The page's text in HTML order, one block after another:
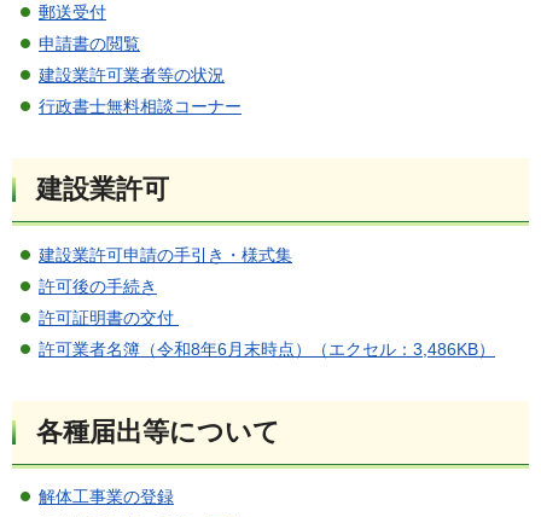
郵送受付
申請書の閲覧
建設業許可業者等の状況
行政書士無料相談コーナー
建設業許可
建設業許可申請の手引き・様式集
許可後の手続き
許可証明書の交付
許可業者名簿（令和8年6月末時点）（エクセル：3,486KB）
各種届出等について
解体工事業の登録